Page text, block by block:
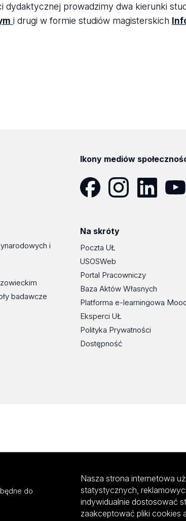
dydaktycznej prowadzimy dwa kierunki
i drugi w formie studiów magisterskich
Ikony mediów
i
badawcze
Na skróty
Poczta UŁ
USOSWeb
Portal Pracowniczy
Baza Aktów Własnych
Platforma e-learningowa
Eksperci UŁ
Polityka Prywatności
Dostępność
do
Nasza strona internetowa
statystycznych,
indywidualnie dostosować
zaakceptować pliki cookies